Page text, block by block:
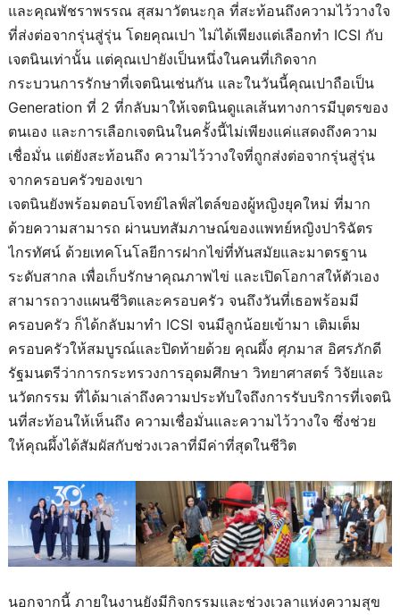
และคุณพัชราพรรณ สุสมาวัตนะกุล ที่สะท้อนถึงความไว้วางใจ
ที่ส่งต่อจากรุ่นสู่รุ่น โดยคุณเปา ไม่ได้เพียงแต่เลือกทำ ICSI กับ
เจตนินเท่านั้น แต่คุณเปายังเป็นหนึ่งในคนที่เกิดจาก
กระบวนการรักษาที่เจตนินเช่นกัน และในวันนี้คุณเปาถือเป็น
Generation ที่ 2 ที่กลับมาให้เจตนินดูแลเส้นทางการมีบุตรของ
ตนเอง และการเลือกเจตนินในครั้งนี้ไม่เพียงแค่แสดงถึงความ
เชื่อมั่น แต่ยังสะท้อนถึง ความไว้วางใจที่ถูกส่งต่อจากรุ่นสู่รุ่น
จากครอบครัวของเขา
เจตนินยังพร้อมตอบโจทย์ไลฟ์สไตล์ของผู้หญิงยุคใหม่ ที่มาก
ด้วยความสามารถ ผ่านบทสัมภาษณ์ของแพทย์หญิงปาริฉัตร
ไกรทัศน์ ด้วยเทคโนโลยีการฝากไข่ที่ทันสมัยและมาตรฐาน
ระดับสากล เพื่อเก็บรักษาคุณภาพไข่ และเปิดโอกาสให้ตัวเอง
สามารถวางแผนชีวิตและครอบครัว จนถึงวันที่เธอพร้อมมี
ครอบครัว ก็ได้กลับมาทำ ICSI จนมีลูกน้อยเข้ามา เติมเต็ม
ครอบครัวให้สมบูรณ์และปิดท้ายด้วย คุณผึ้ง ศุภมาส อิศรภักดี
รัฐมนตรีว่าการกระทรวงการอุดมศึกษา วิทยาศาสตร์ วิจัยและ
นวัตกรรม ที่ได้มาเล่าถึงความประทับใจถึงการรับบริการที่เจตนิ
นที่สะท้อนให้เห็นถึง ความเชื่อมั่นและความไว้วางใจ ซึ่งช่วย
ให้คุณผึ้งได้สัมผัสกับช่วงเวลาที่มีค่าที่สุดในชีวิต
นอกจากนี้ ภายในงานยังมีกิจกรรมและช่วงเวลาแห่งความสุข